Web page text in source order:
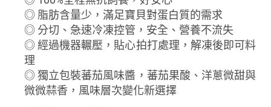
◎ 脂肪含量少，滿足寶貝對蛋白質的需求
◎ 分切、急速冷凍控管，安全、營養不流失
◎ 經過機器輾壓，貼心拍打處理，解凍後即可料
理
◎ 獨立包裝蕃茄風味醬，蕃茄果酸、洋蔥微甜與
微微蒜香，風味層次變化新選擇